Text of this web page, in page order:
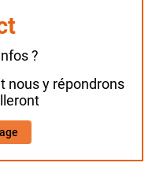
?
nous y répondrons